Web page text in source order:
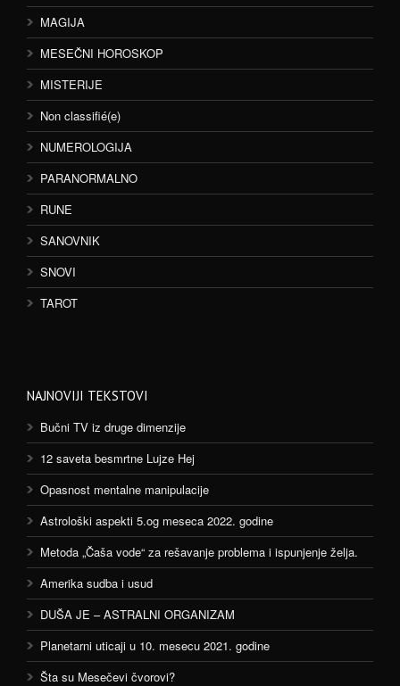
MAGIJA
MESEČNI HOROSKOP
MISTERIJE
Non classifié(e)
NUMEROLOGIJA
PARANORMALNO
RUNE
SANOVNIK
SNOVI
TAROT
NAJNOVIJI TEKSTOVI
Bučni TV iz druge dimenzije
12 saveta besmrtne Lujze Hej
Opasnost mentalne manipulacije
Astrološki aspekti 5.og meseca 2022. godine
Metoda „Čaša vode“ za rešavanje problema i ispunjenje želja.
Amerika sudba i usud
DUŠA JE – ASTRALNI ORGANIZAM
Planetarni uticaji u 10. mesecu 2021. godine
Šta su Mesečevi čvorovi?